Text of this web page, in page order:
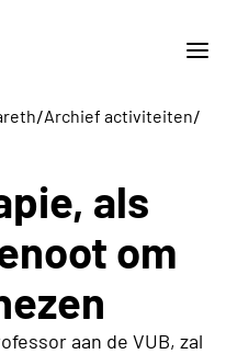
/Archief activiteiten/
als
om
aan de VUB, zal